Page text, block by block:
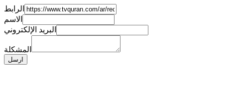
الرابط
الاسم
البريد الإلكتروني
المشكلة
ارسل